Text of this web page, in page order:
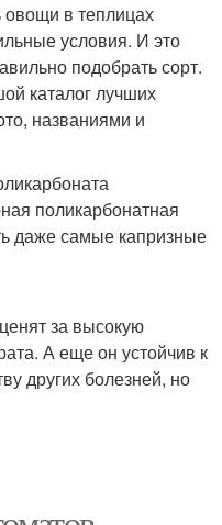
в теплицах
условия. И это
подобрать сорт.
каталог лучших
названиями и
поликарбонатная
даже самые капризные
за высокую
А еще он устойчив к
других болезней, но